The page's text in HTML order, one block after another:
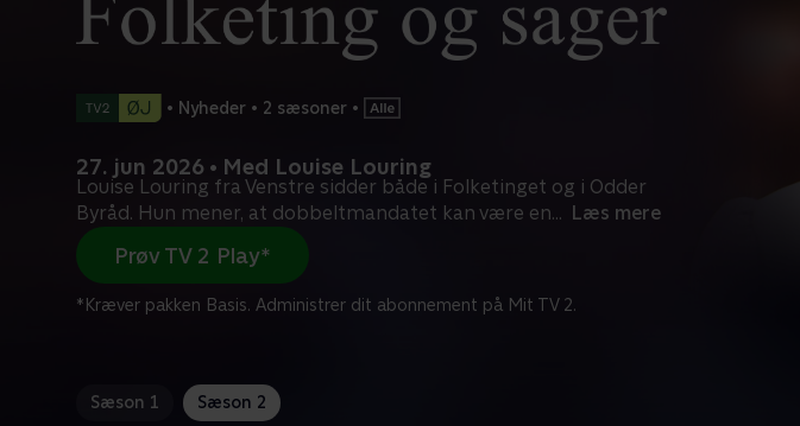
• Nyheder • 2 sæsoner •
27. jun 2026 • Med Louise Louring
Louise Louring fra Venstre sidder både i Folketinget og i Odder
Byråd. Hun mener, at dobbeltmandatet kan være en... Læs mere
Prøv TV 2 Play*
*Kræver pakken Basis. Administrer dit abonnement på Mit TV 2.
Sæson 1 Sæson 2